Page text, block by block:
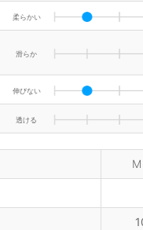
柔らかい
滑らか
伸びない
透ける
M